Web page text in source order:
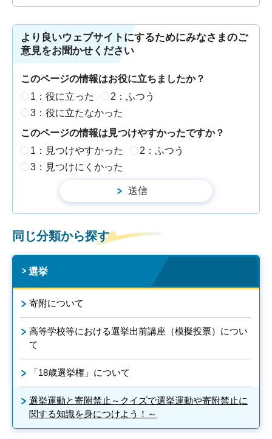
より良いウェブサイトにするためにみなさまのご
意見をお聞かせください
このページの情報はお役に立ちましたか？
1：役に立った
2：ふつう
3：役に立たなかった
このページの情報は見つけやすかったですか？
1：見つけやすかった
2：ふつう
3：見つけにくかった
同じ分類から探す
選挙
寄附について
高等学校等における選挙出前講座（模擬投票）につい
て
「18歳選挙権」について
選挙運動と寄附禁止～クイズで選挙運動や寄附禁止に
関する知識を身につけよう！～